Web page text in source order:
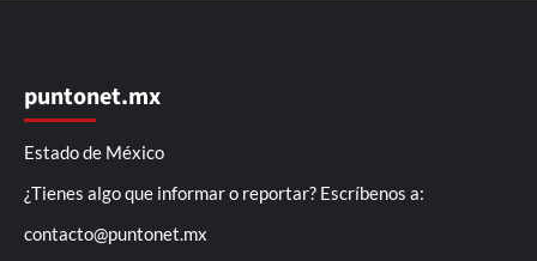
puntonet.mx
Estado de México
¿Tienes algo que informar o reportar? Escríbenos a:
contacto@puntonet.mx